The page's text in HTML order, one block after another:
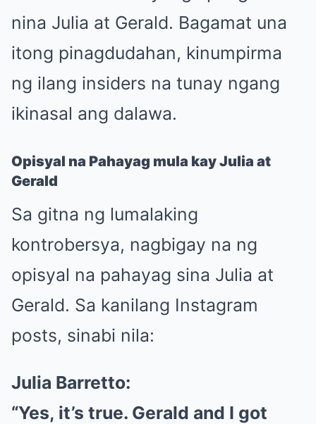
nina Julia at Gerald. Bagamat una
itong pinagdudahan, kinumpirma
ng ilang insiders na tunay ngang
ikinasal ang dalawa.
Opisyal na Pahayag mula kay Julia at
Gerald
Sa gitna ng lumalaking
kontrobersya, nagbigay na ng
opisyal na pahayag sina Julia at
Gerald. Sa kanilang Instagram
posts, sinabi nila:
Julia Barretto:
“Yes, it’s true. Gerald and I got